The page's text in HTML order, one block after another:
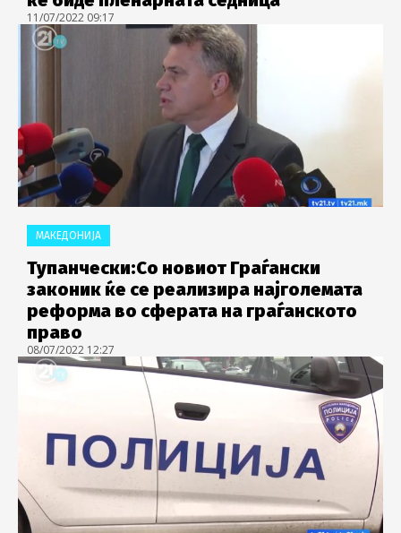
11/07/2022 09:17
МАКЕДОНИЈА
Тупанчески:Со новиот Граѓански
законик ќе се реализира најголемата
реформа во сферата на граѓанското
право
08/07/2022 12:27